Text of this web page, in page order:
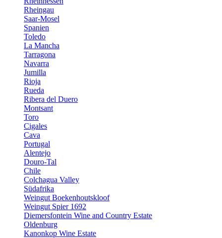
Rheingau
Saar-Mosel
Spanien
Toledo
La Mancha
Tarragona
Navarra
Jumilla
Rioja
Rueda
Ribera del Duero
Montsant
Toro
Cigales
Cava
Portugal
Alentejo
Douro-Tal
Chile
Colchagua Valley
Südafrika
Weingut Boekenhoutskloof
Weingut Spier 1692
Diemersfontein Wine and Country Estate
Oldenburg
Kanonkop Wine Estate